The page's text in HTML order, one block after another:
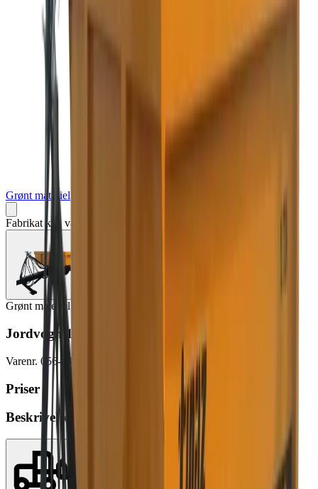
Grønt materiel
Fabrikat kan variere
Grønt materiel
Jordvogn 10T til traktor
Varenr. 056-3450-9999
Priser
Beskrivelse